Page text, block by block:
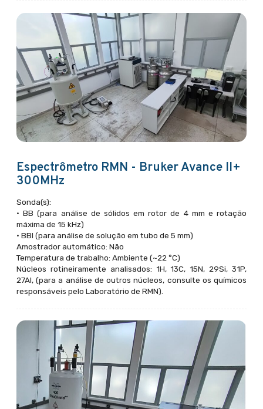
Espectrômetro RMN - Bruker Avance II+
300MHz
Sonda(s):
• BB (para análise de sólidos em rotor de 4 mm e rotação
máxima de 15 kHz)
• BBI (para análise de solução em tubo de 5 mm)
Amostrador automático: Não
Temperatura de trabalho: Ambiente (~22 °C)
Núcleos rotineiramente analisados: 1H, 13C, 15N, 29Si, 31P,
27Al, (para a análise de outros núcleos, consulte os químicos
responsáveis pelo Laboratório de RMN).